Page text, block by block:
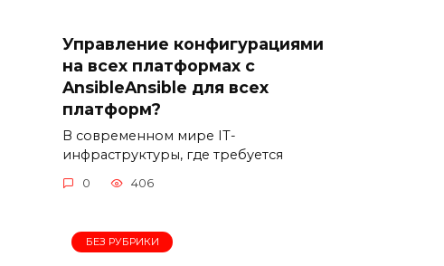
Управление конфигурациями
на всех платформах с
AnsibleAnsible для всех
платформ?
В современном мире IT-
инфраструктуры, где требуется
0 406
БЕЗ РУБРИКИ